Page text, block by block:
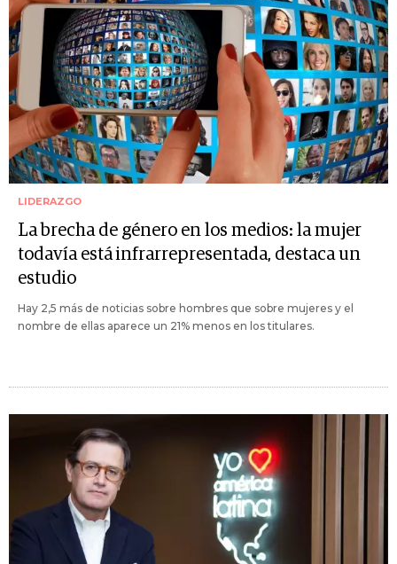
LIDERAZGO
La brecha de género en los medios: la mujer
todavía está infrarrepresentada, destaca un
estudio
Hay 2,5 más de noticias sobre hombres que sobre mujeres y el
nombre de ellas aparece un 21% menos en los titulares.